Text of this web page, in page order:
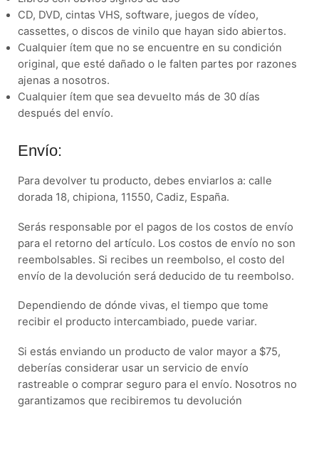
CD, DVD, cintas VHS, software, juegos de vídeo,
cassettes, o discos de vinilo que hayan sido abiertos.
Cualquier ítem que no se encuentre en su condición
original, que esté dañado o le falten partes por razones
ajenas a nosotros.
Cualquier ítem que sea devuelto más de 30 días
después del envío.
Envío:
Para devolver tu producto, debes enviarlos a: calle
dorada 18, chipiona, 11550, Cadiz, España.
Serás responsable por el pagos de los costos de envío
para el retorno del artículo. Los costos de envío no son
reembolsables. Si recibes un reembolso, el costo del
envío de la devolución será deducido de tu reembolso.
Dependiendo de dónde vivas, el tiempo que tome
recibir el producto intercambiado, puede variar.
Si estás enviando un producto de valor mayor a $75,
deberías considerar usar un servicio de envío
rastreable o comprar seguro para el envío. Nosotros no
garantizamos que recibiremos tu devolución